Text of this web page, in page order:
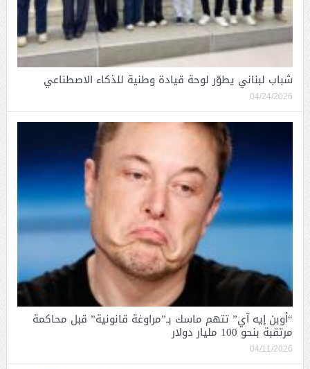
شباب لبناني يطوّر لوحة قيادة وطنية للذكاء الاصطناعي
04/24/2026
“أوبن إيه آي” تتهم ماسك بـ”مراوغة قانونية” قبل محاكمة
مرتقبة بنحو 100 مليار دولار
04/11/2026